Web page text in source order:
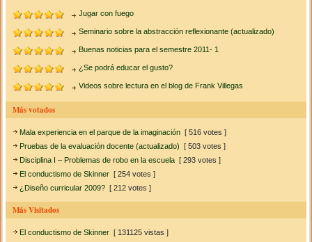
Jugar con fuego
Seminario sobre la abstracción reflexionante (actualizado)
Buenas noticias para el semestre 2011- 1
¿Se podrá educar el gusto?
Videos sobre lectura en el blog de Frank Villegas
Más votados
Mala experiencia en el parque de la imaginación [ 516 votes ]
Pruebas de la evaluación docente (actualizado) [ 503 votes ]
Disciplina I – Problemas de robo en la escuela [ 293 votes ]
El conductismo de Skinner [ 254 votes ]
¿Diseño curricular 2009? [ 212 votes ]
Más Visitados
El conductismo de Skinner [ 131125 vistas ]